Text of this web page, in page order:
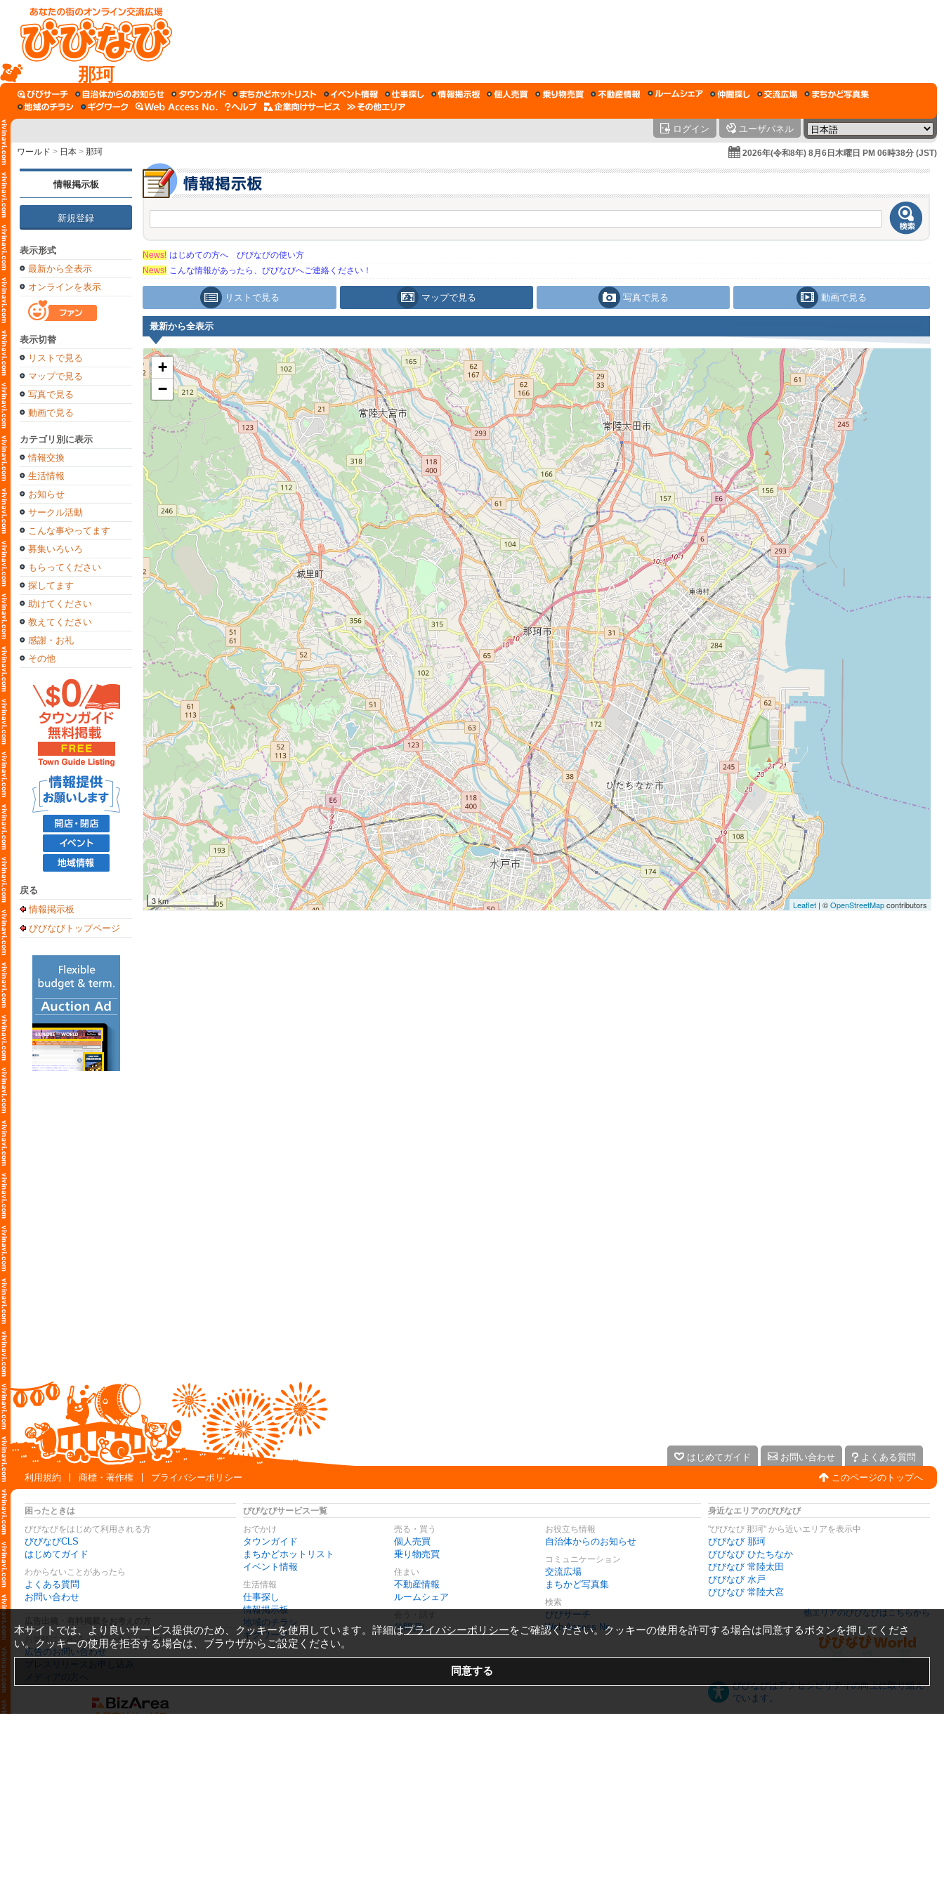
那珂
ログイン ユーザパネル
ワールド > 日本 > 那珂 2026年(令和8年) 8月6日木曜日 PM 06時38分 (JST)
情報掲示板
新規登録
表示形式
最新から全表示
オンラインを表示
表示切替
リストで見る
マップで見る
写真で見る
動画で見る
カテゴリ別に表示
情報交換
生活情報
お知らせ
サークル活動
こんな事やってます
募集いろいろ
もらってください
探してます
助けてください
教えてください
感謝・お礼
その他
戻る
情報掲示板
びびなびトップページ
News! はじめての方へ びびなびの使い方
News! こんな情報があったら、びびなびへご連絡ください！
リストで見る マップで見る 写真で見る 動画で見る
最新から全表示
+
−
3 km Leaflet | ©OpenStreetMapcontributors
はじめてガイド お問い合わせ
よくある質問
利用規約
商標・著作権 プライバシーポリシー このページのトップへ
困ったときは
びびなびをはじめて利用される方
びびなびCLS
はじめてガイド
わからないことがあったら
よくある質問
お問い合わせ
お気軽にご相談・お問い合わせ下さい
広告のお問い合わせ
プレスリリースお申し込み
メディアの方へ
びびなびサービス一覧
おでかけ
タウンガイド
まちかどホットリスト
イベント情報
生活情報
仕事探し
情報掲示板
地域のチラシ
ギグワーク
売る・買う
個人売買
乗り物売買
住まい
不動産情報
ルームシェア
仲間探し
お役立ち情報
自治体からのお知らせ
コミュニケーション
交流広場
まちかど写真集
検索
びびサーチ
Web Access No.
身近なエリアのびびなび
"びびなび 那珂" から近いエリアを表示中
びびなび 那珂
びびなび ひたちなか
びびなび 常陸太田
びびなび 水戸
びびなび 常陸大宮
他エリアのびびなびはこちらから
びびなびはアクセシビリティの向上に取り組ん
でいます。
本サイトでは、より良いサービス提供のため、クッキーを使用しています。詳細はプライバシーポリシーをご確認ください。クッキーの使用を許可する場合は同意するボタンを押してくださ
い。クッキーの使用を拒否する場合は、ブラウザからご設定ください。